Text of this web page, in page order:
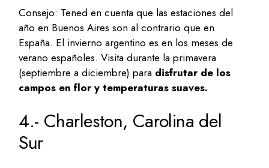
Consejo: Tened en cuenta que las estaciones del
año en Buenos Aires son al contrario que en
España. El invierno argentino es en los meses de
verano españoles. Visita durante la primavera
(septiembre a diciembre) para disfrutar de los
campos en flor y temperaturas suaves.
4.- Charleston, Carolina del
Sur